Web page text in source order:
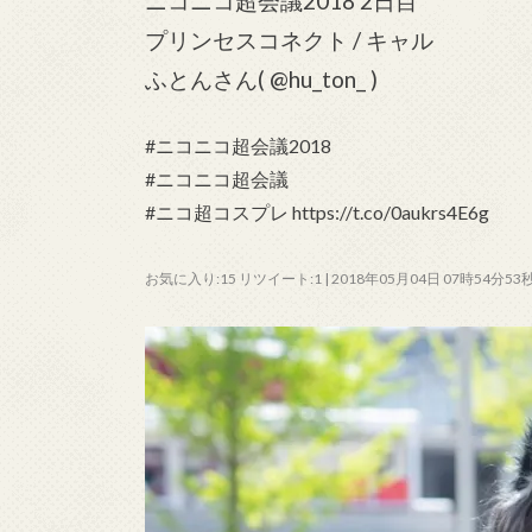
プリンセスコネクト / キャル
ふとんさん( @hu_ton_ )
#ニコニコ超会議2018
#ニコニコ超会議
#ニコ超コスプレ https://t.co/0aukrs4E6g
お気に入り:15 リツイート:1 | 2018年05月04日 07時54分53